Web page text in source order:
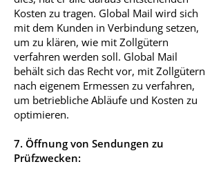
Kosten zu tragen. Global Mail wird sich
mit dem Kunden in Verbindung setzen,
um zu klären, wie mit Zollgütern
verfahren werden soll. Global Mail
behält sich das Recht vor, mit Zollgütern
nach eigenem Ermessen zu verfahren,
um betriebliche Abläufe und Kosten zu
optimieren.
7. Öffnung von Sendungen zu
Prüfzwecken: